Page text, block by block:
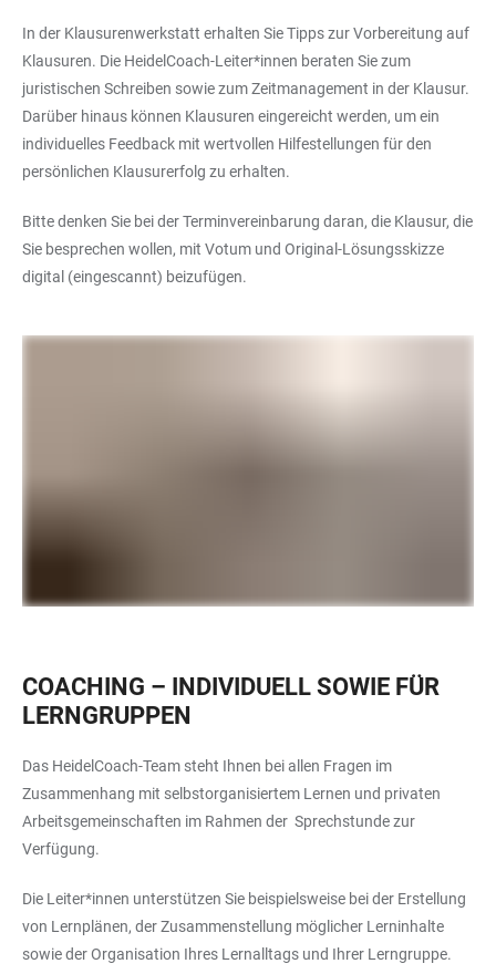
In der Klausurenwerkstatt erhalten Sie Tipps zur Vorbereitung auf
Klausuren. Die HeidelCoach-Leiter*innen beraten Sie zum
juristischen Schreiben sowie zum Zeitmanagement in der Klausur.
Darüber hinaus können Klausuren eingereicht werden, um ein
individuelles Feedback mit wertvollen Hilfestellungen für den
persönlichen Klausurerfolg zu erhalten.
Bitte denken Sie bei der Terminvereinbarung daran, die Klausur, die
Sie besprechen wollen, mit Votum und Original-Lösungsskizze
digital (eingescannt) beizufügen.
COACHING – INDIVIDUELL SOWIE FÜR
LERNGRUPPEN
Das HeidelCoach-Team steht Ihnen bei allen Fragen im
Zusammenhang mit selbstorganisiertem Lernen und privaten
Arbeitsgemeinschaften im Rahmen der Sprechstunde zur
Verfügung.
Die Leiter*innen unterstützen Sie beispielsweise bei der Erstellung
von Lernplänen, der Zusammenstellung möglicher Lerninhalte
sowie der Organisation Ihres Lernalltags und Ihrer Lerngruppe.